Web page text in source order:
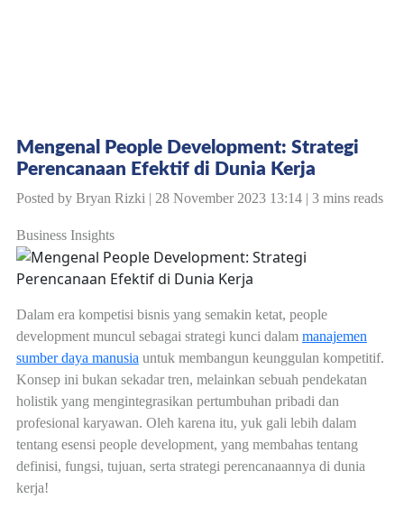
Mengenal People Development: Strategi
Perencanaan Efektif di Dunia Kerja
Posted by Bryan Rizki | 28 November 2023 13:14 | 3 mins reads
Business Insights
Dalam era kompetisi bisnis yang semakin ketat, people
development muncul sebagai strategi kunci dalam manajemen
sumber daya manusiauntuk membangun keunggulan kompetitif.
Konsep ini bukan sekadar tren, melainkan sebuah pendekatan
holistik yang mengintegrasikan pertumbuhan pribadi dan
profesional karyawan. Oleh karena itu, yuk gali lebih dalam
tentang esensi people development, yang membahas tentang
definisi, fungsi, tujuan, serta strategi perencanaannya di dunia
kerja!